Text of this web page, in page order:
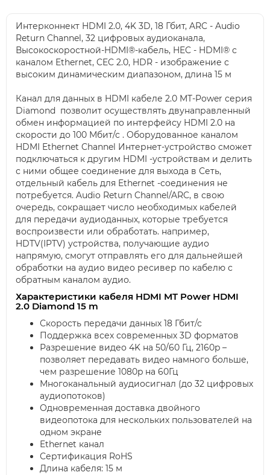
Интерконнект HDMI 2.0, 4K 3D, 18 Гбит, ARC - Audio
Return Channel, 32 цифровых аудиоканала,
Высокоскоростной-HDMI®-кабель, HEC - HDMI® с
каналом Ethernet, CEC 2.0, HDR - изображение с
высоким динамическим диапазоном, длина 15 м
Канал для данных в HDMI кабеле 2.0 MT-Power серия
Diamond позволит осуществлять двунаправленный
обмен информацией по интерфейсу HDMI 2.0 на
скорости до 100 Мбит/с . Оборудованное каналом
HDMI Ethernet Channel Интернет-устройство сможет
подключаться к другим HDMI -устройствам и делить
с ними общее соединение для выхода в Сеть,
отдельный кабель для Ethernet -соединения не
потребуется. Audio Return Channel/ARC, в свою
очередь, сокращает число необходимых кабелей
для передачи аудиоданных, которые требуется
воспроизвести или обработать. например,
HDTV(IPTV) устройства, получающие аудио
напрямую, смогут отправлять его для дальнейшей
обработки на аудио видео ресивер по кабелю с
обратным каналом аудио.
Характеристики кабеля HDMI MT Power HDMI
2.0 Diamond 15 m
Скорость передачи данных 18 Гбит/с
Поддержка всех современных 3D форматов
Разрешение видео 4K на 50/60 Гц, 2160p –
позволяет передавать видео намного больше,
чем разрешение 1080p на 60Гц
Многоканальный аудиосигнал (до 32 цифровых
аудиопотоков)
Одновременная доставка двойного
видеопотока для нескольких пользователей на
одном экране
Ethernet канал
Сертификация RoHS
Длина кабеля: 15 м